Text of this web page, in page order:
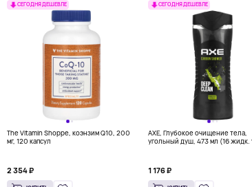
СЕГОДНЯ ДЕШЕВЛЕ
The Vitamin Shoppe, коэнзим Q10, 200
мг, 120 капсул
2 354 ₽
СЕГОДНЯ ДЕШЕВЛЕ
AXE, Глубокое очищение тела,
угольный душ, 473 мл (16 жидк.
1 176 ₽